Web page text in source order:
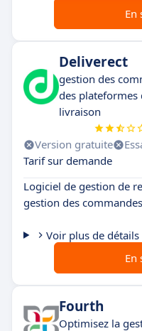
En
Deliverect
gestion des
des plateformes
livraison
Version gratuite
Tarif sur demande
Logiciel de gestion de
gestion des
Voir plus de détails
En
Fourth
Optimisez la